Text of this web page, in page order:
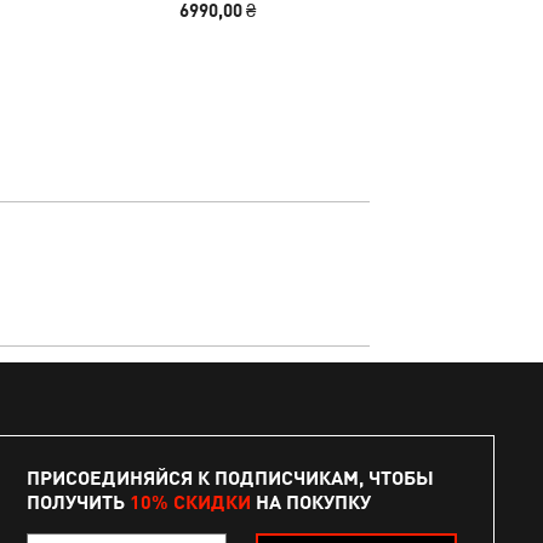
6990,00 ₴
ПРИСОЕДИНЯЙСЯ К ПОДПИСЧИКАМ, ЧТОБЫ
ПОЛУЧИТЬ 10% СКИДКИ НА ПОКУПКУ